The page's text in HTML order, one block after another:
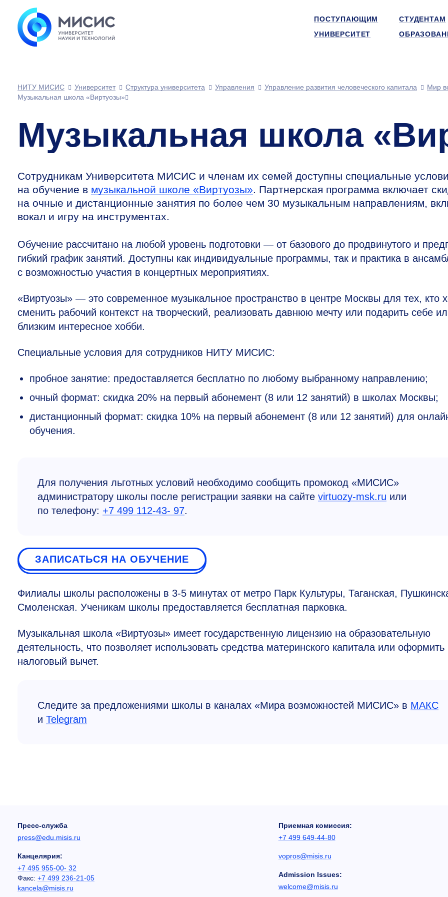
ПОСТУПАЮЩИМ
СТУДЕНТАМ
УНИВЕРСИТЕТ
НИТУ МИСИС Университет Структура университета Управления Управление развития человеческого капитала
Мир
Музыкальная школа «Виртуозы»
Музыкальная школа
Сотрудникам Университета МИСИС и членам их семей доступны специальные
на обучение в музыкальной школе «Виртуозы». Партнерская программа включает
на очные и дистанционные занятия по более чем 30 музыкальным направлениям,
вокал и игру на инструментах.
Обучение рассчитано на любой уровень подготовки — от базового до продвинутого и
гибкий график занятий. Доступны как индивидуальные программы, так и практика в
с возможностью участия в концертных мероприятиях.
«Виртуозы» — это современное музыкальное пространство в центре Москвы для тех, кто
сменить рабочий контекст на творческий, реализовать давнюю мечту или подарить себе
близким интересное хобби.
Специальные условия для сотрудников НИТУ МИСИС:
пробное занятие: предоставляется бесплатно по любому выбранному направлению;
очный формат: скидка 20% на первый абонемент (8 или 12 занятий) в школах Москвы;
дистанционный формат: скидка 10% на первый абонемент (8 или 12 занятий) для
обучения.
Для получения льготных условий необходимо сообщить промокод «МИСИС»
администратору школы после регистрации заявки на сайте virtuozy-msk.ru или
по телефону: +7 499 112-43- 97.
ЗАПИСАТЬСЯ НА ОБУЧЕНИЕ
Филиалы школы расположены в 3-5 минутах от метро Парк Культуры, Таганская,
Смоленская. Ученикам школы предоставляется бесплатная парковка.
Музыкальная школа «Виртуозы» имеет государственную лицензию на образовательную
деятельность, что позволяет использовать средства материнского капитала или оформить
налоговый вычет.
Следите за предложениями школы в каналах «Мира возможностей МИСИС» в MАКС
и Telegram
Пресс-служба
press@edu.misis.ru
Канцелярия:
+7 495 955-00- 32
Факс: +7 499 236-21-05
kancela@misis.ru
Приемная комиссия:
+7 499 649-44-80
vopros@misis.ru
Admission Issues:
welcome@misis.ru